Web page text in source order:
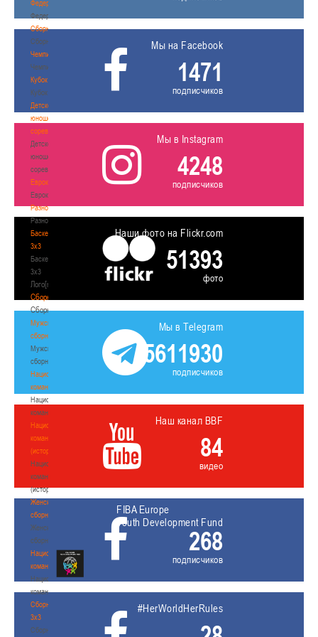
Федерация
Федерация
Сборные
Сборные
Чемпионат
Чемпионат
Кубок
Кубок
Детско-
юношеские
соревнования
Детско-
юношеские
соревнования
Еврокубки
Еврокубки
Разное
Разное
Баскетбол
3х3
Баскетбол
3х3
Лого[modid=121]
Сборные
Сборные
Мужские
сборные
Мужские
сборные
Национальная
команда
Национальная
команда
Национальная
команда
(история)
Национальная
команда
(история)
Женские
сборные
Женские
сборные
Национальная
команда
Национальная
команда
Сборные
3х3
Сборные
Мы на Facebook
1471
подписчиков
Мы в Instagram
4248
подписчиков
Наши фото на Flickr.com
51393
фото
Мы в Telegram
5611930
подписчиков
Наш канал BBF
84
видео
FIBA Europe
Youth Development Fund
268
подписчиков
#HerWorldHerRules